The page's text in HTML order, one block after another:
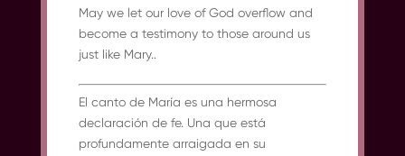
May we let our love of God overflow and
become a testimony to those around us
just like Mary..
El canto de María es una hermosa
declaración de fe. Una que está
profundamente arraigada en su